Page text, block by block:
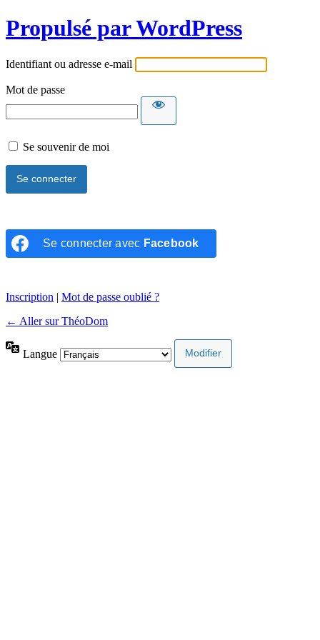
Propulsé par WordPress
Identifiant ou adresse e-mail
Mot de passe
Se souvenir de moi
Se connecter avec Facebook
Inscription | Mot de passe oublié ?
← Aller sur ThéoDom
Langue